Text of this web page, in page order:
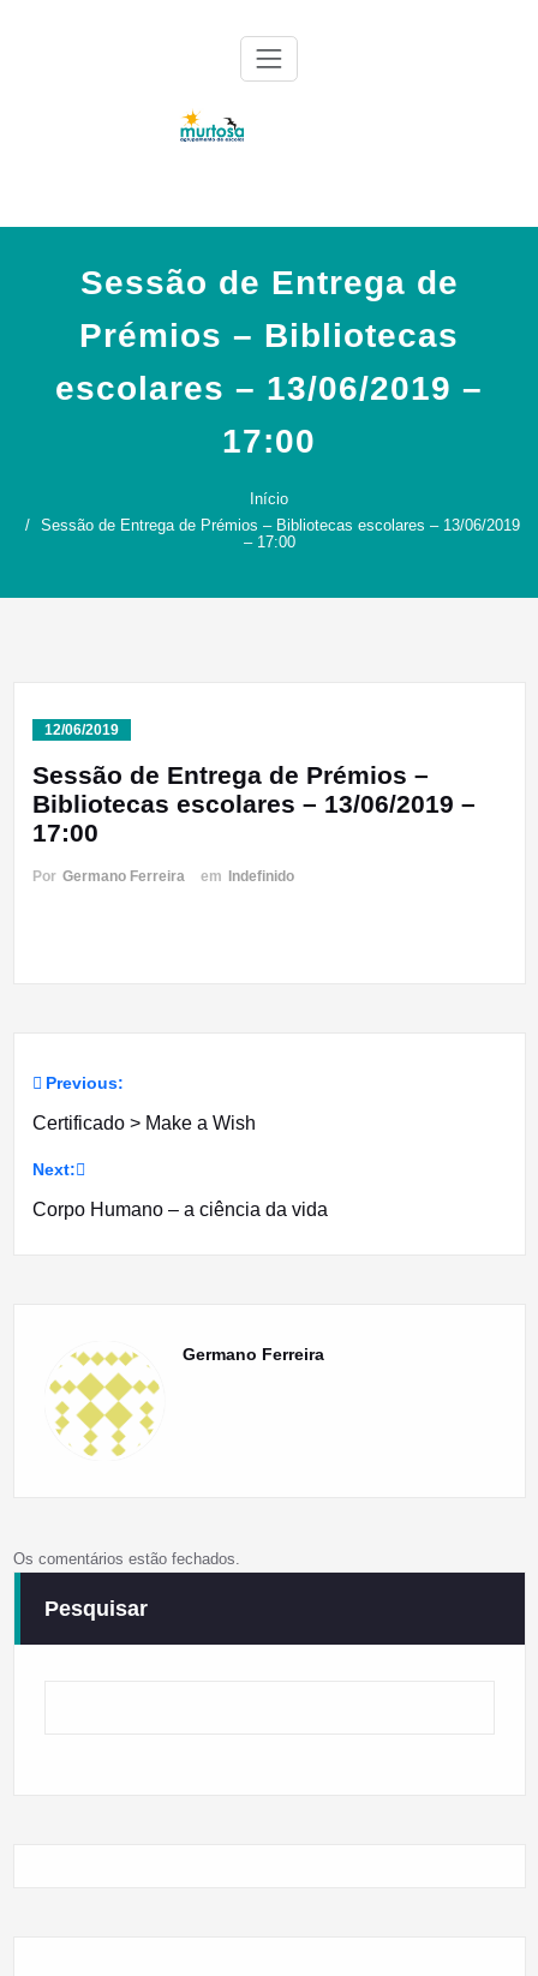
Sessão de Entrega de
Prémios – Bibliotecas
escolares – 13/06/2019 –
17:00
Início
Sessão de Entrega de Prémios – Bibliotecas escolares – 13/06/2019
– 17:00
12/06/2019
Sessão de Entrega de Prémios –
Bibliotecas escolares – 13/06/2019 –
17:00
Por Germano Ferreira em Indefinido
Navegação
artigos
Previous:
Certificado > Make a Wish
Next:
Corpo Humano – a ciência da vida
Germano Ferreira
Os comentários estão fechados.
Pesquisar